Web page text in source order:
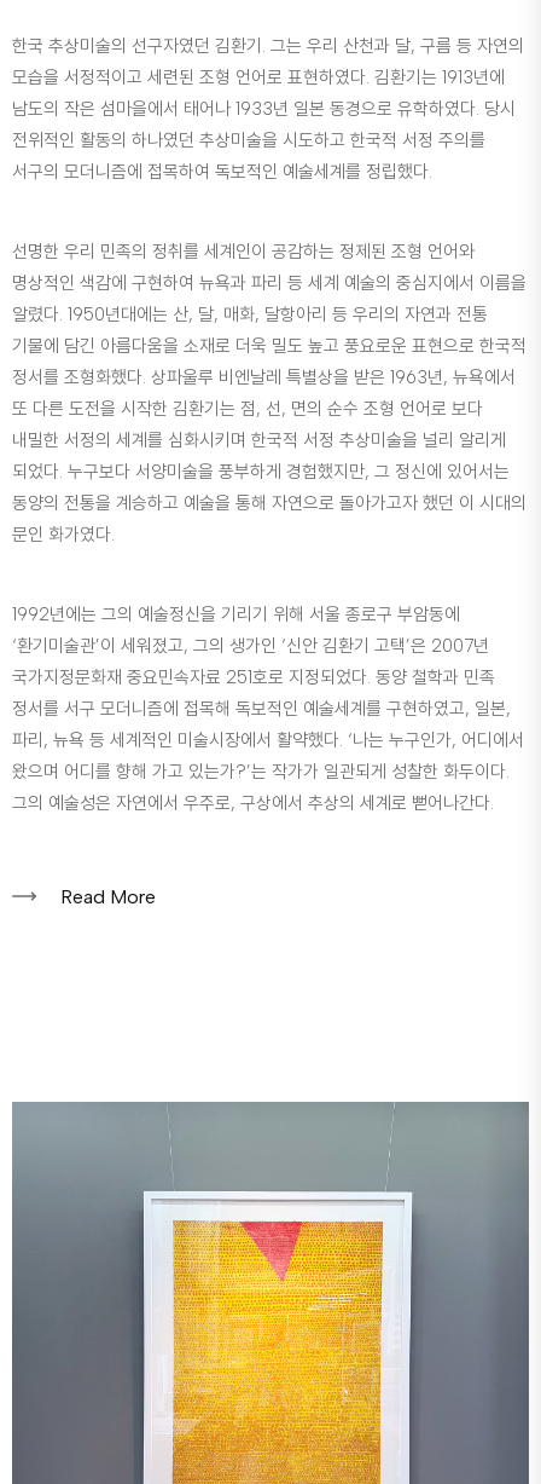
한국 추상미술의 선구자였던 김환기. 그는 우리 산천과 달, 구름 등 자연의
모습을 서정적이고 세련된 조형 언어로 표현하였다. 김환기는 1913년에
남도의 작은 섬마을에서 태어나 1933년 일본 동경으로 유학하였다. 당시
전위적인 활동의 하나였던 추상미술을 시도하고 한국적 서정 주의를
서구의 모더니즘에 접목하여 독보적인 예술세계를 정립했다.
선명한 우리 민족의 정취를 세계인이 공감하는 정제된 조형 언어와
명상적인 색감에 구현하여 뉴욕과 파리 등 세계 예술의 중심지에서 이름을
알렸다. 1950년대에는 산, 달, 매화, 달항아리 등 우리의 자연과 전통
기물에 담긴 아름다움을 소재로 더욱 밀도 높고 풍요로운 표현으로 한국적
정서를 조형화했다. 상파울루 비엔날레 특별상을 받은 1963년, 뉴욕에서
또 다른 도전을 시작한 김환기는 점, 선, 면의 순수 조형 언어로 보다
내밀한 서정의 세계를 심화시키며 한국적 서정 추상미술을 널리 알리게
되었다. 누구보다 서양미술을 풍부하게 경험했지만, 그 정신에 있어서는
동양의 전통을 계승하고 예술을 통해 자연으로 돌아가고자 했던 이 시대의
문인 화가였다.
1992년에는 그의 예술정신을 기리기 위해 서울 종로구 부암동에
‘환기미술관’이 세워졌고, 그의 생가인 ‘신안 김환기 고택’은 2007년
국가지정문화재 중요민속자료 251호로 지정되었다. 동양 철학과 민족
정서를 서구 모더니즘에 접목해 독보적인 예술세계를 구현하였고, 일본,
파리, 뉴욕 등 세계적인 미술시장에서 활약했다. ‘나는 누구인가, 어디에서
왔으며 어디를 향해 가고 있는가?’는 작가가 일관되게 성찰한 화두이다.
그의 예술성은 자연에서 우주로, 구상에서 추상의 세계로 뻗어나간다.
Read More